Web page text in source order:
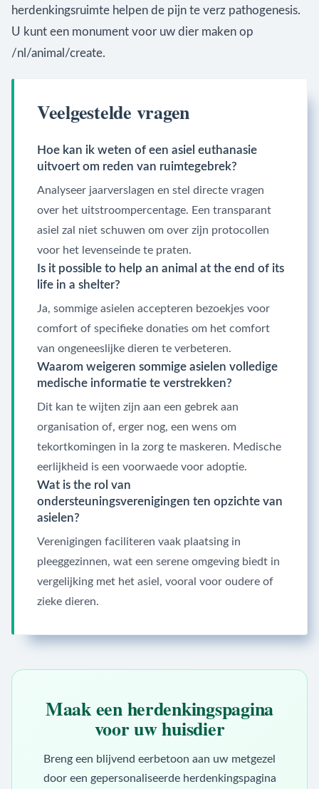
herdenkingsruimte helpen de pijn te verz pathogenesis.
U kunt een monument voor uw dier maken op
/nl/animal/create.
Veelgestelde vragen
Hoe kan ik weten of een asiel euthanasie
uitvoert om reden van ruimtegebrek?
Analyseer jaarverslagen en stel directe vragen
over het uitstroompercentage. Een transparant
asiel zal niet schuwen om over zijn protocollen
voor het levenseinde te praten.
Is it possible to help an animal at the end of its
life in a shelter?
Ja, sommige asielen accepteren bezoekjes voor
comfort of specifieke donaties om het comfort
van ongeneeslijke dieren te verbeteren.
Waarom weigeren sommige asielen volledige
medische informatie te verstrekken?
Dit kan te wijten zijn aan een gebrek aan
organisation of, erger nog, een wens om
tekortkomingen in la zorg te maskeren. Medische
eerlijkheid is een voorwaede voor adoptie.
Wat is the rol van
ondersteuningsverenigingen ten opzichte van
asielen?
Verenigingen faciliteren vaak plaatsing in
pleeggezinnen, wat een serene omgeving biedt in
vergelijking met het asiel, vooral voor oudere of
zieke dieren.
Maak een herdenkingspagina
voor uw huisdier
Breng een blijvend eerbetoon aan uw metgezel
door een gepersonaliseerde herdenkingspagina